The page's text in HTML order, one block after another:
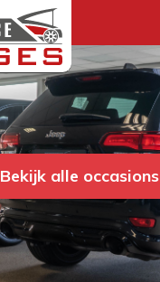
Bekijk alle occasions